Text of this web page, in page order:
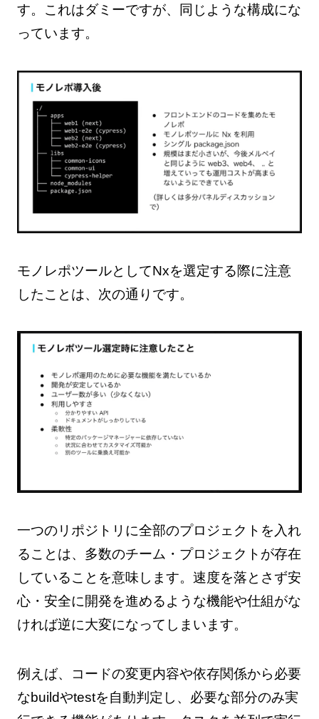
す。これはダミーですが、同じような構成にな
っています。
モノレポツールとしてNxを選定する際に注意
したことは、次の通りです。
一つのリポジトリに全部のプロジェクトを入れ
ることは、多数のチーム・プロジェクトが存在
していることを意味します。速度を落とさず安
心・安全に開発を進めるような機能や仕組がな
ければ逆に大変になってしまいます。
例えば、コードの変更内容や依存関係から必要
なbuildやtestを自動判定し、必要な部分のみ実